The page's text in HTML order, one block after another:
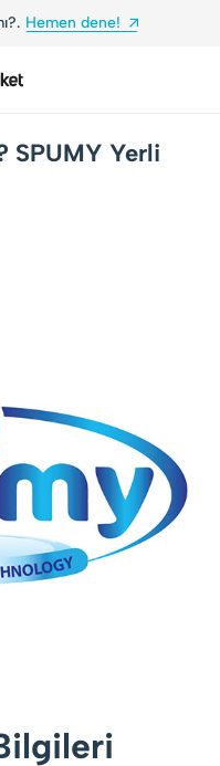
Hemen dene!
SPUMY Yerli